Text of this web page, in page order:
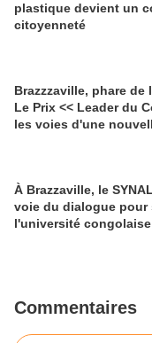
plastique devient un
citoyenneté
Brazzzaville, phare de
Le Prix << Leader du
les voies d'une
À Brazzaville, le
voie du dialogue pour
l'université congolaise
Commentaires